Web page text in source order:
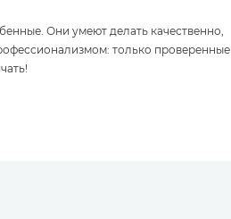
Они умеют делать качественно,
только проверенные